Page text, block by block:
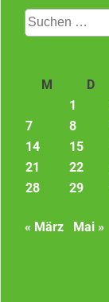
Suchen
nach:
M
D
1
7
8
14
15
21
22
28
29
« März Mai »